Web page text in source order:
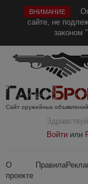
ВНИМАНИЕ
сайте, не
законом
Сайт оружейных
Войти или
О
проекте
Правила